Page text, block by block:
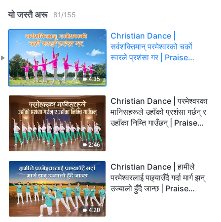
यो जस्तै अरू 81/155
4:35
Christian Dance |
सर्वशक्तिमान् परमेश्‍वरको चर्को
स्वरले प्रशंसा गर | Praise
2:46
Christian Dance | परमेश्‍वरका
मानिसहरूले उहाँको प्रशंसा गर्छन् र
उहाँका निम्ति गाउँछन् | Praise
4:20
Christian Dance | हामीले
परमेश्‍वरलाई पछ्याउँदै गर्दा मार्ग झन्
उज्यालो हुँदै जान्छ | Praise